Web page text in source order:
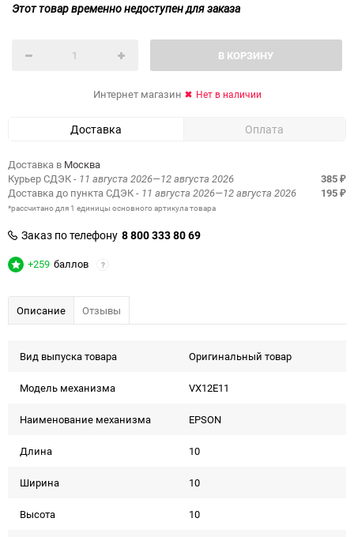
Этот товар временно недоступен для заказа
В КОРЗИНУ
Интернет магазин Нет в наличии
Доставка Оплата
Доставка в Москва
Курьер СДЭК- 11 августа 2026—12 августа 2026 385 ₽
Доставка до пункта СДЭК- 11 августа 2026—12 августа 2026 195 ₽
*рассчитано для 1 единицы основного артикула товара
Заказ по телефону 8 800 333 80 69
+259 баллов ?
Описание Отзывы
Вид выпуска товара Оригинальный товар
Модель механизма VX12E11
Наименование механизма EPSON
Длина 10
Ширина 10
Высота 10